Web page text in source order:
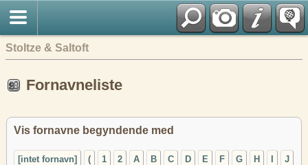
Stoltze & Saltoft
Fornavneliste
Vis fornavne begyndende med
[intet fornavn] ( 1 2 A B C D E F G H I J